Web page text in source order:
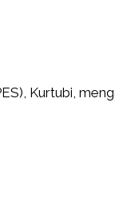
Kurtubi,